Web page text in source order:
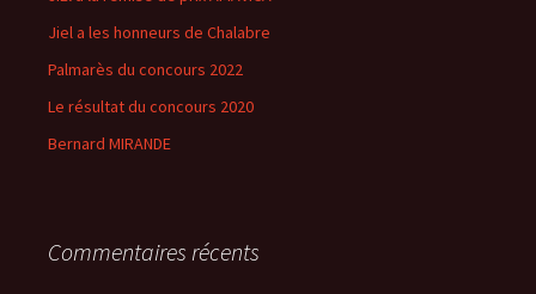
Jiel a les honneurs de Chalabre
Palmarès du concours 2022
Le résultat du concours 2020
Bernard MIRANDE
Commentaires récents